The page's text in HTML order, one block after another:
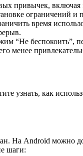
привычек, включая
ограничений и
время
“Не беспокоить”,
менее
узнать, как
На Android можно
шаги: